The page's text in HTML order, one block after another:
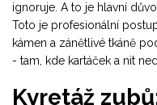
ignoruje. A to je hlavní
Toto je profesionální
kámen a zánětlivé tkáně
- tam, kde kartáček a nit
Kyretáž